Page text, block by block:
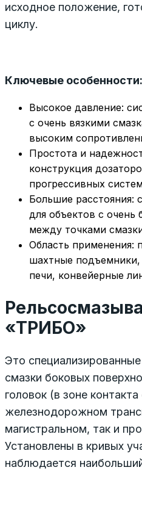
исходное положение,
циклу.
Ключевые особенности:
Высокое давление:
с очень вязкими
высоким
Простота и
конструкция
прогрессивных
Большие расстояния:
для объектов с
между точками
Область применения:
шахтные
печи, конвейерные
«ТРИБО»
Это
смазки боковых
головок (в зоне
железнодорожном
магистральном, так и
Установлены в кривых
наблюдается